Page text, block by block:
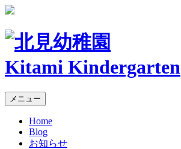
Kitami Kindergarten
メニュー
Home
Blog
お知らせ